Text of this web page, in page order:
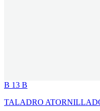
B 13 B
TALADRO